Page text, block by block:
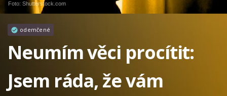
Foto: Shutterstock.com
odemčené
Neumím věci procítit:
Jsem ráda, že vám